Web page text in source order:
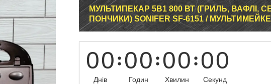
МУЛЬТИПЕКАР 5В1 800 ВТ (ГРИЛЬ, ВАФЛІ,
ПОНЧИКИ) SONIFER SF-6151 /
00
Днів
00
Годин
00
Хвилин
00
Секунд